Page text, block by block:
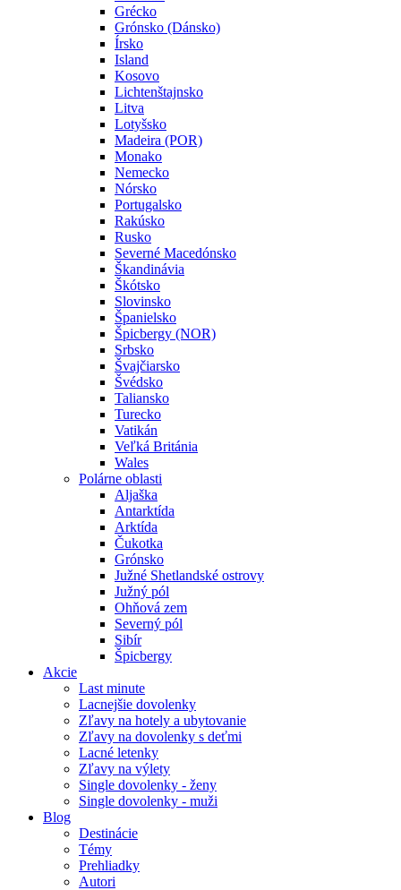
Grécko
Grónsko (Dánsko)
Írsko
Island
Kosovo
Lichtenštajnsko
Litva
Lotyšsko
Madeira (POR)
Monako
Nemecko
Nórsko
Portugalsko
Rakúsko
Rusko
Severné Macedónsko
Škandinávia
Škótsko
Slovinsko
Španielsko
Špicbergy (NOR)
Srbsko
Švajčiarsko
Švédsko
Taliansko
Turecko
Vatikán
Veľká Británia
Wales
Polárne oblasti
Aljaška
Antarktída
Arktída
Čukotka
Grónsko
Južné Shetlandské ostrovy
Južný pól
Ohňová zem
Severný pól
Sibír
Špicbergy
Akcie
Last minute
Lacnejšie dovolenky
Zľavy na hotely a ubytovanie
Zľavy na dovolenky s deťmi
Lacné letenky
Zľavy na výlety
Single dovolenky - ženy
Single dovolenky - muži
Blog
Destinácie
Témy
Prehliadky
Autori